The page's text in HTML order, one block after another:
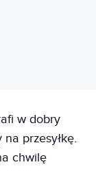
w dobry
przesyłkę.
chwilę